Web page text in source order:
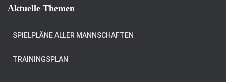
Aktuelle Themen
SPIELPLÄNE ALLER MANNSCHAFTEN
TRAININGSPLAN